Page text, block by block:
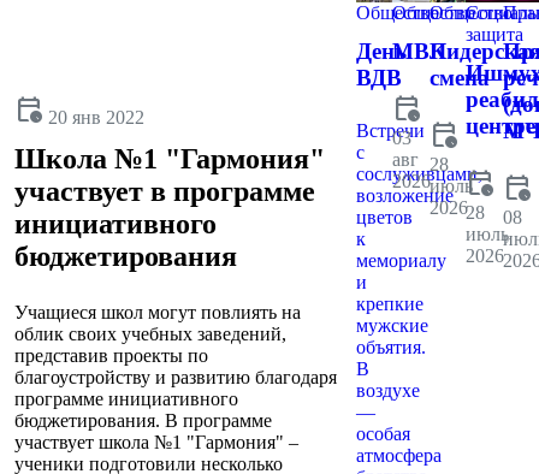
calendar_clock 20 янв 2022
Школа №1 "Гармония"
участвует в программе
инициативного
бюджетирования
Учащиеся школ могут повлиять на
облик своих учебных заведений,
представив проекты по
благоустройству и развитию благодаря
программе инициативного
бюджетирования. В программе
участвует школа №1 "Гармония" –
ученики подготовили несколько
Общество
День
ВДВ
Встречи
с
сослуживцами,
возложение
цветов
к
мемориалу
и
крепкие
мужские
объятия.
В
воздухе
—
особая
атмосфера
Общество
МВК
calendar_clock
03
авг
2026
Общество
смена
calendar_clock
28
июль
2026
защита
центре
calendar_clock
28
июль
2026
calendar_clock
08